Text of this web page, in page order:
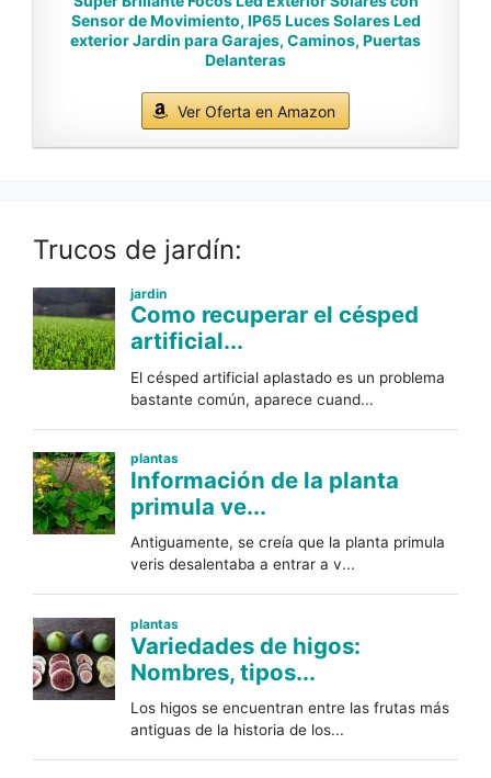
Sensor de Movimiento, IP65 Luces Solares Led
exterior Jardin para Garajes, Caminos, Puertas
Delanteras
Ver Oferta en Amazon
Trucos de jardín: